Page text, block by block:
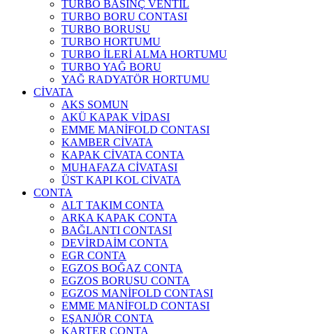
TURBO BASINÇ VENTİL
TURBO BORU CONTASI
TURBO BORUSU
TURBO HORTUMU
TURBO İLERİ ALMA HORTUMU
TURBO YAĞ BORU
YAĞ RADYATÖR HORTUMU
CİVATA
AKS SOMUN
AKÜ KAPAK VİDASI
EMME MANİFOLD CONTASI
KAMBER CİVATA
KAPAK CİVATA CONTA
MUHAFAZA CİVATASI
ÜST KAPI KOL CİVATA
CONTA
ALT TAKIM CONTA
ARKA KAPAK CONTA
BAĞLANTI CONTASI
DEVİRDAİM CONTA
EGR CONTA
EGZOS BOĞAZ CONTA
EGZOS BORUSU CONTA
EGZOS MANİFOLD CONTASI
EMME MANİFOLD CONTASI
EŞANJÖR CONTA
KARTER CONTA